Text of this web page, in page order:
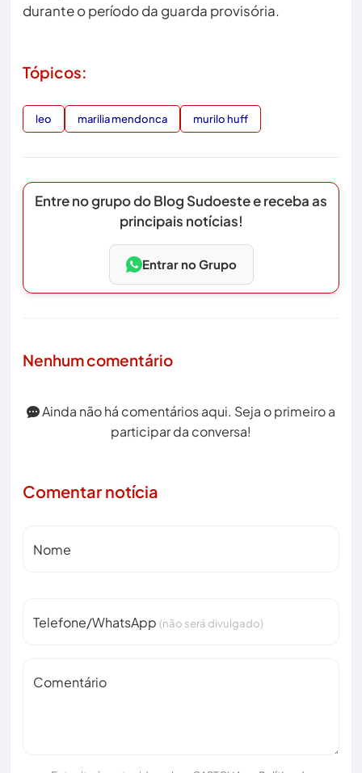
durante o período da guarda provisória.
Tópicos:
leo marilia mendonca murilo huff
Entre no grupo do Blog Sudoeste e receba as
principais notícias!
Entrar no Grupo
Nenhum comentário
Ainda não há comentários aqui. Seja o primeiro a
participar da conversa!
Comentar notícia
Nome
Telefone/WhatsApp (não será divulgado)
Comentário